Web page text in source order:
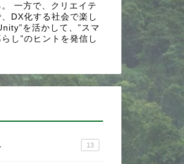
一方で、クリエイテ
DX化する社会で楽し
を活かして、”スマ
し”のヒントを発信し
13